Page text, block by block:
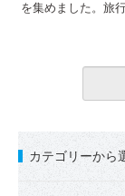
を集めました。旅
カテゴリーから